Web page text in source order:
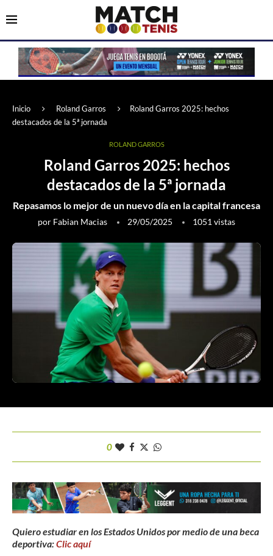
Inicio Roland Garros
Roland Garros 2025: hechos
destacados de la 5ª jornada
ROLAND GARROS
Roland Garros 2025: hechos
destacados de la 5ª jornada
Repasamos lo mejor de un nuevo día en la capital francesa
por Fabian Macias 29/05/2025 1051 vistas
0
Quiero estudiar en los Estados Unidos por medio de una beca
deportiva:Clic aquí